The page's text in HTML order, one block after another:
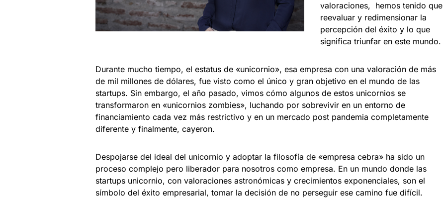
valoraciones, hemos tenido que
reevaluar y redimensionar la
percepción del éxito y lo que
significa triunfar en este mundo.
Durante mucho tiempo, el estatus de «unicornio», esa empresa con una valoración de más
de mil millones de dólares, fue visto como el único y gran objetivo en el mundo de las
startups. Sin embargo, el año pasado, vimos cómo algunos de estos unicornios se
transformaron en «unicornios zombies», luchando por sobrevivir en un entorno de
financiamiento cada vez más restrictivo y en un mercado post pandemia completamente
diferente y finalmente, cayeron.
Despojarse del ideal del unicornio y adoptar la filosofía de «empresa cebra» ha sido un
proceso complejo pero liberador para nosotros como empresa. En un mundo donde las
startups unicornio, con valoraciones astronómicas y crecimientos exponenciales, son el
símbolo del éxito empresarial, tomar la decisión de no perseguir ese camino fue difícil.